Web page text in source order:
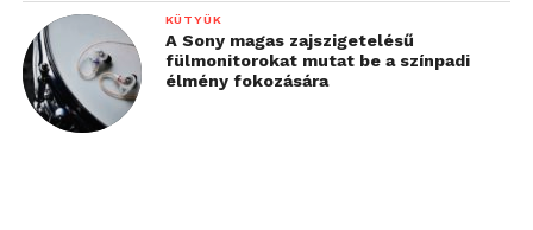
KÜTYÜK
A Sony magas zajszigetelésű
fülmonitorokat mutat be a színpadi
élmény fokozására